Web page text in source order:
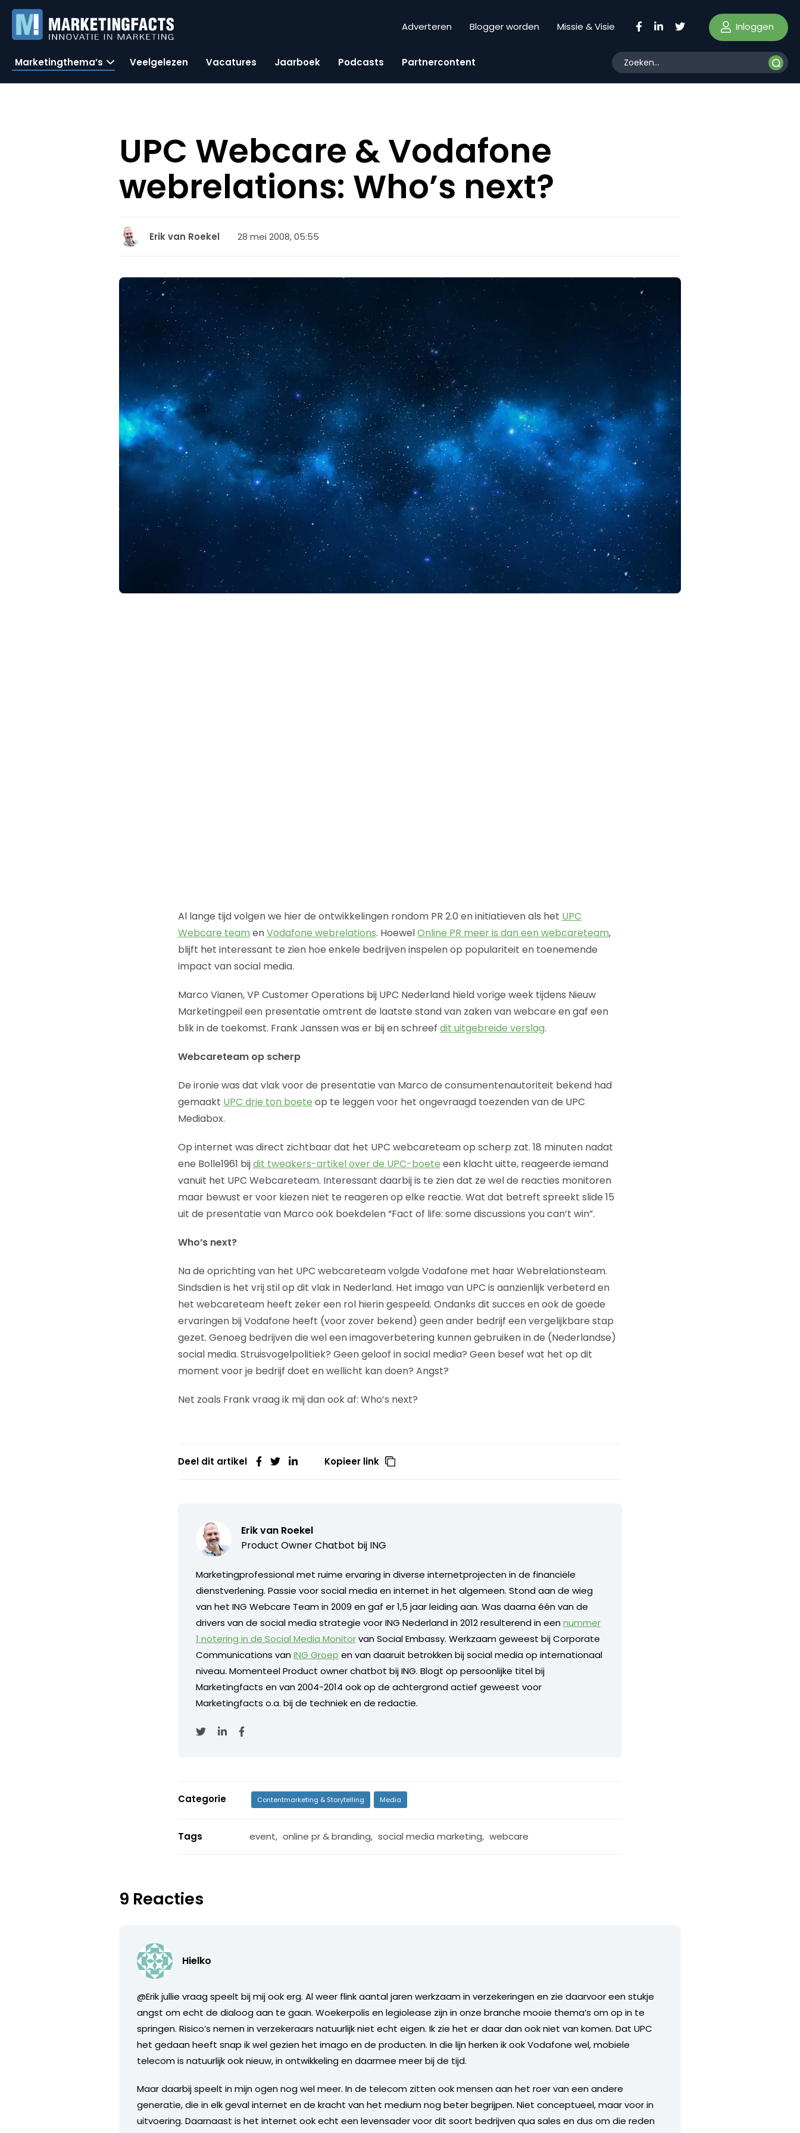
Adverteren Blogger worden Missie & Visie Inloggen
Marketingthema’s Veelgelezen Vacatures Jaarboek Podcasts Partnercontent
UPC Webcare & Vodafone
webrelations: Who’s next?
Erik van Roekel 28 mei 2008, 05:55
Al lange tijd volgen we hier de ontwikkelingen rondom PR 2.0 en initiatieven als het UPC
Webcare team enVodafone webrelations. HoewelOnline PR meer is dan een webcareteam,
blijft het interessant te zien hoe enkele bedrijven inspelen op populariteit en toenemende
impact van social media.
Marco Vianen, VP Customer Operations bij UPC Nederland hield vorige week tijdens Nieuw
Marketingpeil een presentatie omtrent de laatste stand van zaken van webcare en gaf een
blik in de toekomst. Frank Janssen was er bij en schreef dit uitgebreide verslag.
Webcareteam op scherp
De ironie was dat vlak voor de presentatie van Marco de consumentenautoriteit bekend had
gemaakt UPC drie ton boete op te leggen voor het ongevraagd toezenden van de UPC
Mediabox.
Op internet was direct zichtbaar dat het UPC webcareteam op scherp zat. 18 minuten nadat
ene Bolle1961 bijdit tweakers-artikel over de UPC-boete een klacht uitte, reageerde iemand
vanuit het UPC Webcareteam. Interessant daarbij is te zien dat ze wel de reacties monitoren
maar bewust er voor kiezen niet te reageren op elke reactie. Wat dat betreft spreekt slide 15
uit de presentatie van Marco ook boekdelen “Fact of life: some discussions you can’t win”.
Who’s next?
Na de oprichting van het UPC webcareteam volgde Vodafone met haar Webrelationsteam.
Sindsdien is het vrij stil op dit vlak in Nederland. Het imago van UPC is aanzienlijk verbeterd en
het webcareteam heeft zeker een rol hierin gespeeld. Ondanks dit succes en ook de goede
ervaringen bij Vodafone heeft (voor zover bekend) geen ander bedrijf een vergelijkbare stap
gezet. Genoeg bedrijven die wel een imagoverbetering kunnen gebruiken in de (Nederlandse)
social media. Struisvogelpolitiek? Geen geloof in social media? Geen besef wat het op dit
moment voor je bedrijf doet en wellicht kan doen? Angst?
Net zoals Frank vraag ik mij dan ook af: Who’s next?
Deel dit artikel Kopieer link
Erik van Roekel
Product Owner Chatbot bij ING
Marketingprofessional met ruime ervaring in diverse internetprojecten in de financiële
dienstverlening. Passie voor social media en internet in het algemeen. Stond aan de wieg
van het ING Webcare Team in 2009 en gaf er 1,5 jaar leiding aan. Was daarna één van de
drivers van de social media strategie voor ING Nederland in 2012 resulterend in eennummer
1 notering in de Social Media Monitorvan Social Embassy. Werkzaam geweest bij Corporate
Communications vanING Groep en van daaruit betrokken bij social media op internationaal
niveau. Momenteel Product owner chatbot bij ING. Blogt op persoonlijke titel bij
Marketingfacts en van 2004-2014 ook op de achtergrond actief geweest voor
Marketingfacts o.a. bij de techniek en de redactie.
Categorie Contentmarketing & Storytelling Media
Tags event, online pr & branding, social media marketing, webcare
9 Reacties
Hielko
@Erik jullie vraag speelt bij mij ook erg. Al weer flink aantal jaren werkzaam in verzekeringen en zie daarvoor een stukje
angst om echt de dialoog aan te gaan. Woekerpolis en legiolease zijn in onze branche mooie thema’s om op in te
springen. Risico’s nemen in verzekeraars natuurlijk niet echt eigen. Ik zie het er daar dan ook niet van komen. Dat UPC
het gedaan heeft snap ik wel gezien het imago en de producten. In die lijn herken ik ook Vodafone wel, mobiele
telecom is natuurlijk ook nieuw, in ontwikkeling en daarmee meer bij de tijd.
Maar daarbij speelt in mijn ogen nog wel meer. In de telecom zitten ook mensen aan het roer van een andere
generatie, die in elk geval internet en de kracht van het medium nog beter begrijpen. Niet conceptueel, maar voor in
uitvoering. Daarnaast is het internet ook echt een levensader voor dit soort bedrijven qua sales en dus om die reden